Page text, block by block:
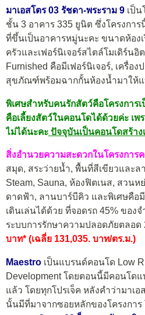
มาเอสโตร 03 รัชดา-พระราม 9 เป็น
ชั้น 3 อาคาร 335 ยูนิต ซึ่งโครงการ
ที่ขึ้นเป็นอาคารหมู่นะคะ ขนาดห้อง
ครัวและเฟอร์นิเจอร์สไตล์โมเดิร์น
Furnished คือมีเฟอร์นิเจอร์, เครื่อ
สุขภัณฑ์พร้อมฉากกั้นห้องน้ำมาให้แ
พิเศษสำหรับคนรักสัตว์คือโครงการ
คือเลี้ยงสัตว์ในคอนโดได้ด้วยค่ะ เ
ไม่ได้นะคะ ปัจจุบันเป็นคอนโดสร้าง
สิ่งอำนวยความสะดวกในโครงการ
สมุด, สระว่ายน้ำ, พื้นที่สีเขียวและล
Steam, Sauna, ห้องฟิตเนส, สวนห
ดาดฟ้า, ลานบาร์บีคิว และพิเศษคือ
เดินเล่นได้ด้วย ที่จอดรถ 45% ของ
ระบบการรักษาความปลอดภัยตลอด
บาท* (เฉลี่ย 131,035. บาท/ตร.ม.)
Maestro เป็นแบรนด์คอนโด Low
Development โดยตอนนี้มีคอนโดแ
แล้ว โดยทุกโปรเจ็ค หลังคำว่ามาเอ
นั้นมีที่มาจากซอยหลักของโครงการ